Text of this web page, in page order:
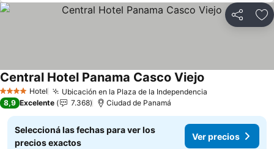
Compartir
4 EstrellasHotel Ubicación en la Plaza de la Independencia
Central Hotel Panama Casco Viejo
8,9 Excelente 7.368 Ciudad de Panamá
Seleccioná las fechas para ver los
precios exactos
Ver precios